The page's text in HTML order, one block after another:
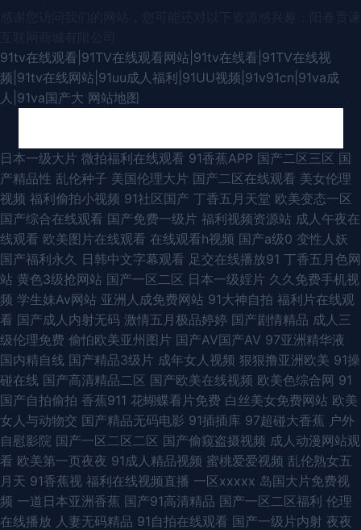
91tv在线观看|91TV在线观看网站|91tv在线看|91TV在线视
频|91tv在线网站|91uu成人福利|91UU视频|91v91cn|91va成
人|91va国产大 网站地图
国产AV第六页 超碰91青娱乐 在线观看成人最新视频网站大全 人妻人人人人
人 天天操夜夜爽 99re在线地址 亚洲久久伊人91爱爱 大香蕉操伊人 免费片站
91 三级伦理剧 直播乱伦 www青青草原 国产综合自拍18p 色cccwww 熟女
无码不卡 WWWAV小电影 久操视频网 最新在线电影 最新的电影排行榜 91传
媒黑丝熟女 素人人妻AV 欧美成人论坛 大香蕉导航网站在线 婷婷久久婷婷 日
韩a插 青娱乐91综合 青草地聊天室 大香蕉性交网 97人妻操 91操13 日韩无码
激情网站 久久久探花网站 超碰干香蕉插操 91AV狼友 日韩欧美伦理 日韩色情
中文字幕 欧美伊人精品 草WWW逼网络 羞羞视频导航 人人操人人摸网站 国
产精品久草福利 www一区 人人色vvv 欧美大站性爱 99久热精 深夜成人福
利导航 海角麻豆 91国产秘孕妇 视频成人版 xxxx欧美 日本一道本视频 久久伊
日本一级大片 微拍福利在线观看 91香蕉APP 国产二区三区 国
产精品性 乱伦种子 美国伦理大片 国产二区在线观看 美女伦理
视频 福利偷拍小视频 91社区国产 丁香五月天堂 欧美变态一区
国产综合在线观看 国产免费一级片 福利视频资源站 成人午夜在
线观看 欧美图片在线观看 在线观看h视频 国产a级0 变性人妖
国产福利永久 日韩中文字幕观看 足交在线播放91 丁香五月色网
站 黄色3级抢网站 国产一区二区 日本一级婬片 久久免费手机视
频 学生妹Av网站 亚洲人成免费网站 91大神自拍 福利片在线观
看 国产成人内射无码 激情五月极品婷婷 国产剧情精品 成人三
级伦理免费 偷怕欧美亚州图片 国产AV国产AV 97亚洲精华液
国内精自线 国产精品3级片 成年女人视频 狠狠撸亚洲欧美 91操
碰在线 国产高清精品二区 国产欧美在线视频 欧美色综合网 91
国产自拍偷拍 香蕉911 花蝴蝶看片免费 白丝美女免费网站 欧美
女人与动物交 国产精品无码电影 91插插库 97超碰大香蕉 户外
自慰影院 国产一区二区二区 国产偷窥盗摄视频 成人动漫网站观
看 欧美第一页夜夜 91成人精品视频 蜜桃爱爱视频 乱伦熟女五
月天 91香蕉视 福利在线视频直播 一区xxxxx 岛国大片免费视
频 一道日本亚洲香蕉 国产91高清精品 国产一区二区福利 伦理
在线播放 人妻无码精品 91自拍在线观看 国产一级片内射 夜夜